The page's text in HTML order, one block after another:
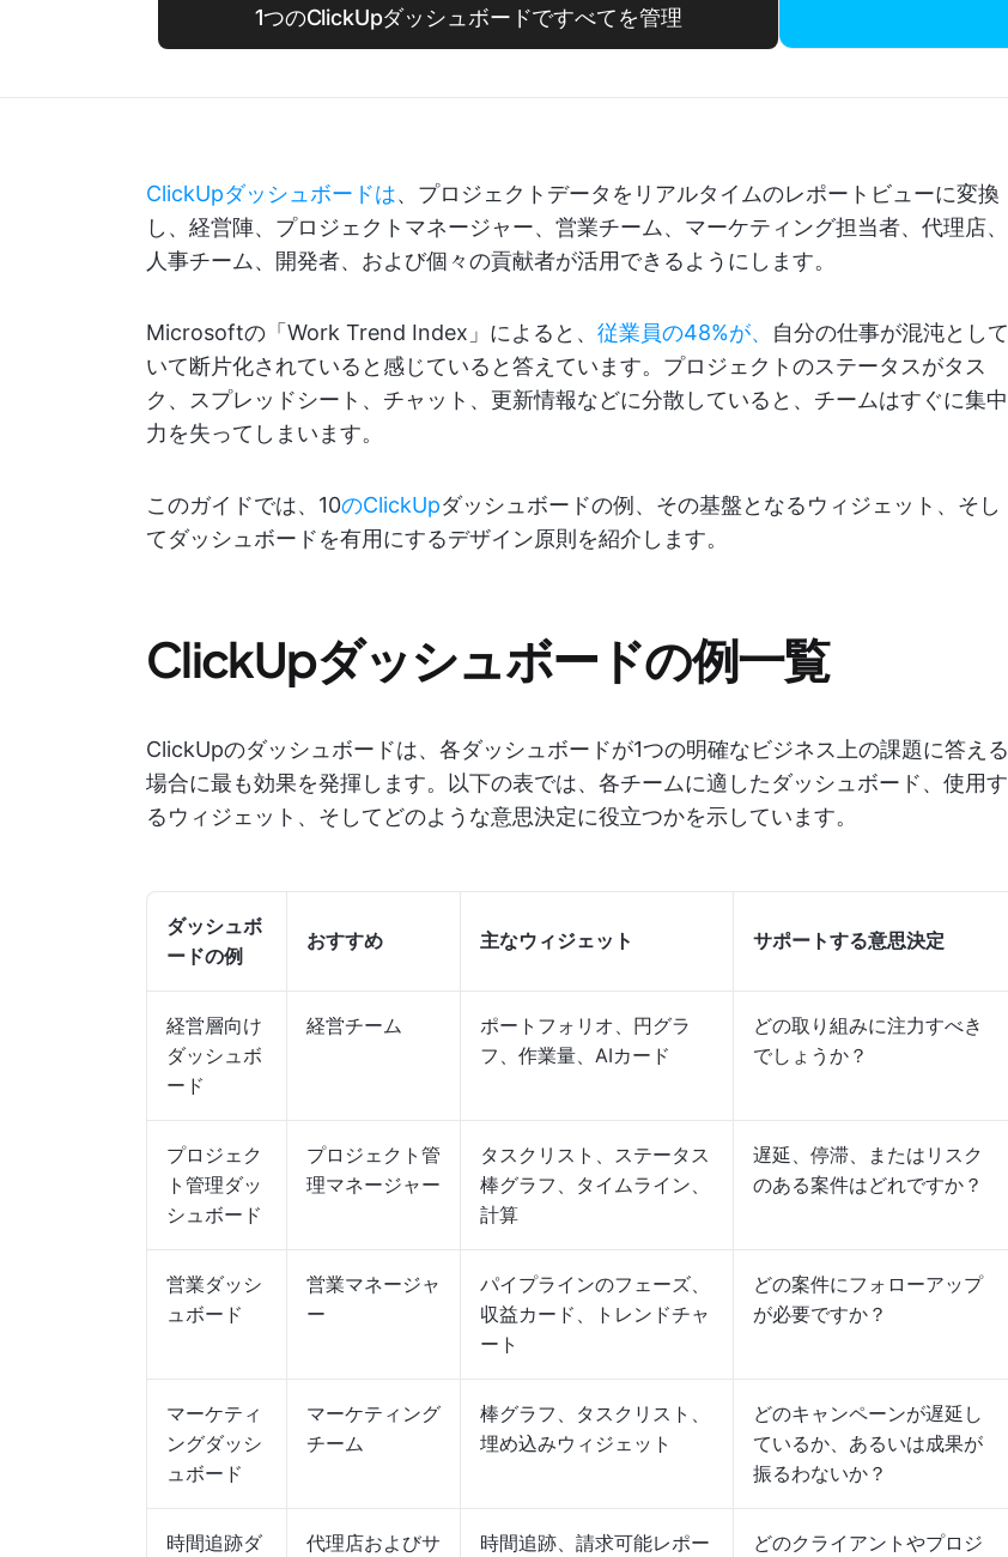
1つのClickUpダッシュボードですべてを管理
ClickUpダッシュボードは、プロジェクトデータをリアルタイムのレポートビューに変換
し、経営陣、プロジェクトマネージャー、営業チーム、マーケティング担当者、代理店、
人事チーム、開発者、および個々の貢献者が活用できるようにします。
Microsoftの「Work Trend Index」によると、 従業員の48%が、 自分の仕事が混沌として
いて断片化されていると感じていると答えています。プロジェクトのステータスがタス
ク、スプレッドシート、チャット、更新情報などに分散していると、チームはすぐに集中
力を失ってしまいます。
このガイドでは、10のClickUpダッシュボードの例、その基盤となるウィジェット、そし
てダッシュボードを有用にするデザイン原則を紹介します。
ClickUpダッシュボードの例一覧
ClickUpのダッシュボードは、各ダッシュボードが1つの明確なビジネス上の課題に答える
場合に最も効果を発揮します。以下の表では、各チームに適したダッシュボード、使用す
るウィジェット、そしてどのような意思決定に役立つかを示しています。
ダッシュボ
ードの例
おすすめ 主なウィジェット サポートする意思決定
経営層向け
ダッシュボ
ード
経営チーム
ポートフォリオ、円グラ
フ、作業量、AIカード
どの取り組みに注力すべき
でしょうか？
プロジェク
ト管理ダッ
シュボード
プロジェクト管
理マネージャー
タスクリスト、ステータス
棒グラフ、タイムライン、
計算
遅延、停滞、またはリスク
のある案件はどれですか？
営業ダッシ
ュボード
営業マネージャ
ー
パイプラインのフェーズ、
収益カード、トレンドチャ
ート
どの案件にフォローアップ
が必要ですか？
マーケティ
ングダッシ
ュボード
マーケティング
チーム
棒グラフ、タスクリスト、
埋め込みウィジェット
どのキャンペーンが遅延し
ているか、あるいは成果が
振るわないか？
時間追跡ダ
代理店およびサ
時間追跡、請求可能レポー
どのクライアントやプロジ